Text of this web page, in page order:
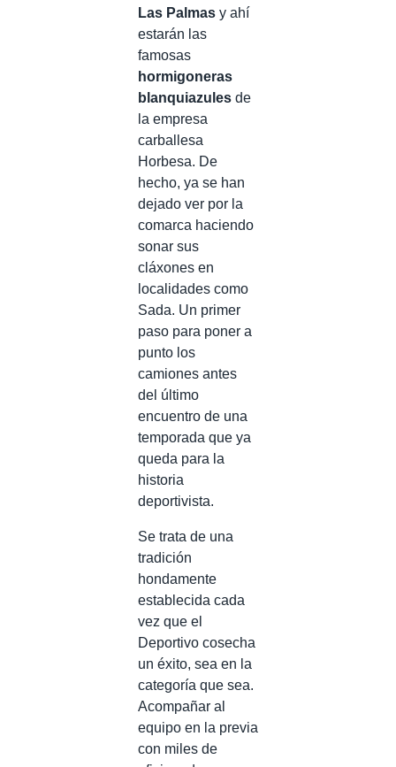
Las Palmas y ahí
estarán las
famosas
hormigoneras
blanquiazules de
la empresa
carballesa
Horbesa. De
hecho, ya se han
dejado ver por la
comarca haciendo
sonar sus
cláxones en
localidades como
Sada. Un primer
paso para poner a
punto los
camiones antes
del último
encuentro de una
temporada que ya
queda para la
historia
deportivista.
Se trata de una
tradición
hondamente
establecida cada
vez que el
Deportivo cosecha
un éxito, sea en la
categoría que sea.
Acompañar al
equipo en la previa
con miles de